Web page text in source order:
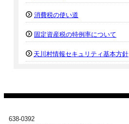
消費税の使い道
固定資産税の特例率について
天川村情報セキュリティ基本方針
638-0392